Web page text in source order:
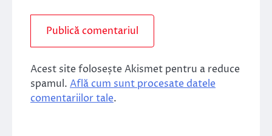
Acest site folosește Akismet pentru a reduce
spamul. Află cum sunt procesate datele
comentariilor tale.